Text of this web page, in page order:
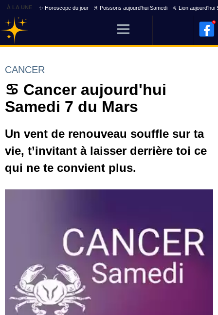
À LA UNE ✨ Horoscope du jour ♓ Poissons aujourd'hui Samedi ♌ Lion aujourd'hui
CANCER
♋ Cancer aujourd'hui
Samedi 7 du Mars
Un vent de renouveau souffle sur ta
vie, t’invitant à laisser derrière toi ce
qui ne te convient plus.